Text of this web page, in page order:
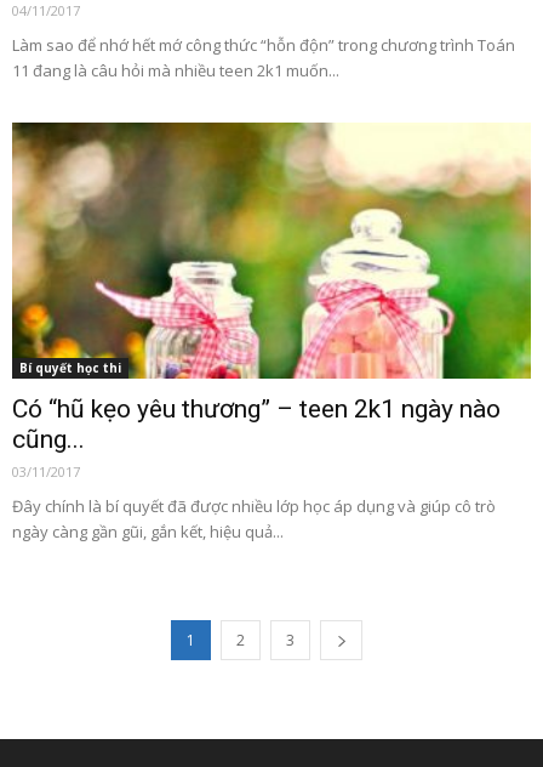
04/11/2017
Làm sao để nhớ hết mớ công thức “hỗn độn” trong chương trình Toán
11 đang là câu hỏi mà nhiều teen 2k1 muốn...
Bí quyết học thi
Có “hũ kẹo yêu thương” – teen 2k1 ngày nào
cũng...
03/11/2017
Đây chính là bí quyết đã được nhiều lớp học áp dụng và giúp cô trò
ngày càng gần gũi, gắn kết, hiệu quả...
1 2 3